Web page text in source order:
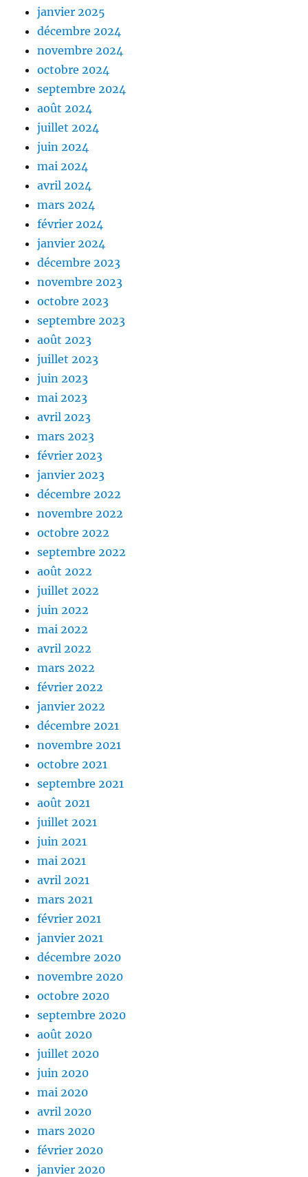
janvier 2025
décembre 2024
novembre 2024
octobre 2024
septembre 2024
août 2024
juillet 2024
juin 2024
mai 2024
avril 2024
mars 2024
février 2024
janvier 2024
décembre 2023
novembre 2023
octobre 2023
septembre 2023
août 2023
juillet 2023
juin 2023
mai 2023
avril 2023
mars 2023
février 2023
janvier 2023
décembre 2022
novembre 2022
octobre 2022
septembre 2022
août 2022
juillet 2022
juin 2022
mai 2022
avril 2022
mars 2022
février 2022
janvier 2022
décembre 2021
novembre 2021
octobre 2021
septembre 2021
août 2021
juillet 2021
juin 2021
mai 2021
avril 2021
mars 2021
février 2021
janvier 2021
décembre 2020
novembre 2020
octobre 2020
septembre 2020
août 2020
juillet 2020
juin 2020
mai 2020
avril 2020
mars 2020
février 2020
janvier 2020